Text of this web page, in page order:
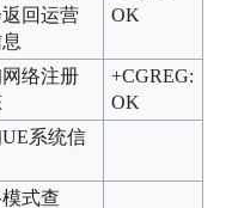
返回运营
OK
络注册
+CGREG:
OK
系统信
式查